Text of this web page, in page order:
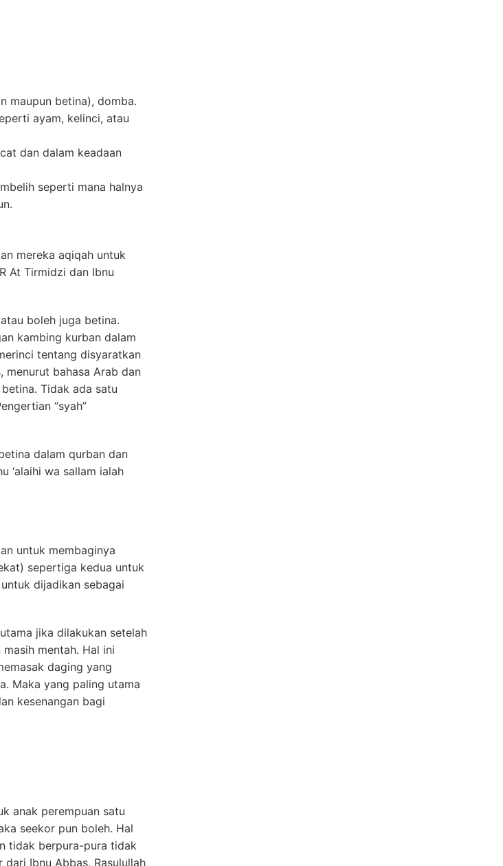
maupun betina), domba.
ayam, kelinci, atau
dan dalam keadaan
seperti mana halnya
mereka aqiqah untuk
At Tirmidzi dan Ibnu
boleh juga betina.
kambing kurban dalam
tentang disyaratkan
menurut bahasa Arab dan
Tidak ada satu
“syah”
dalam qurban dan
‘alaihi wa sallam ialah
untuk membaginya
sepertiga kedua untuk
dijadikan sebagai
jika dilakukan setelah
mentah. Hal ini
daging yang
Maka yang paling utama
kesenangan bagi
anak perempuan satu
seekor pun boleh. Hal
tidak berpura-pura tidak
Ibnu Abbas, Rasulullah